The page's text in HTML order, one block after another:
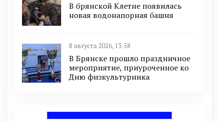
В брянской Клетне появилась
новая водонапорная башня
8 августа 2026, 13:58
В Брянске прошло праздничное
мероприятие, приуроченное ко
Дню физкультурника